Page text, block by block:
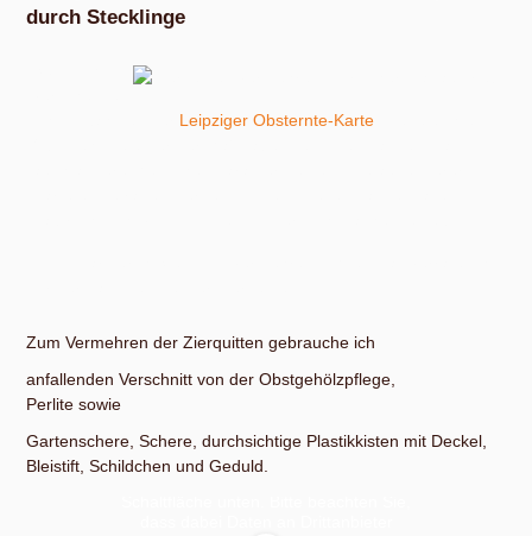
durch Stecklinge
Leipziger Obsternte-Karte
Zum Vermehren der Zierquitten gebrauche ich
anfallenden Verschnitt von der Obstgehölzpflege,
Perlite sowie
Gartenschere, Schere, durchsichtige Plastikkisten mit Deckel,
Bleistift, Schildchen und Geduld.
Sie sehen gerade einen Platzhalterinhalt
vonYouTube. Um auf den eigentlichen